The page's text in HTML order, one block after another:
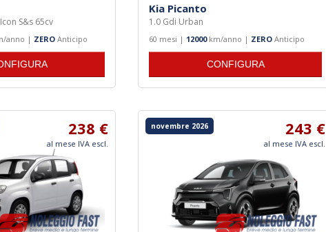
S&s 65cv
anno | ZERO Anticipo
Kia Picanto
1.0 Gdi Urban
60 mesi | 12000km/anno | ZERO Anticipo
CONFIGURA
238 €
al mese IVA escl.
novembre 2026 243 €
al mese IVA escl.